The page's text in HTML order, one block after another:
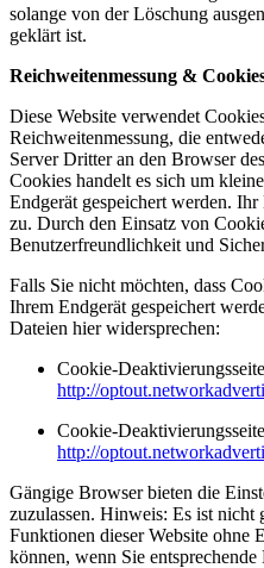
solange von der Löschung
geklärt ist.
Reichweitenmessung &
Diese Website verwendet
Reichweitenmessung, die
Server Dritter an den Browser
Cookies handelt es sich um
Endgerät gespeichert werden.
zu. Durch den Einsatz von
Benutzerfreundlichkeit und
Falls Sie nicht möchten, dass
Ihrem Endgerät gespeichert
Dateien hier widersprechen:
Cookie-
http://
Cookie-
http://
Gängige Browser bieten die
zuzulassen. Hinweis: Es ist nicht
Funktionen dieser Website ohne
können, wenn Sie